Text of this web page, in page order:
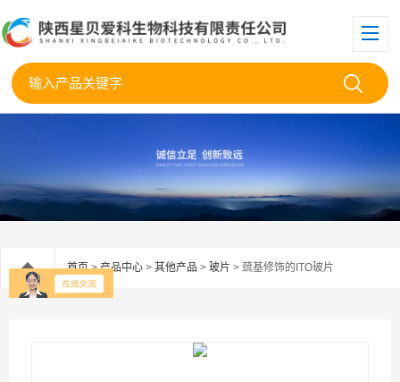
首页>产品中心 > 其他产品 > 玻片 > 巯基修饰的ITO玻片